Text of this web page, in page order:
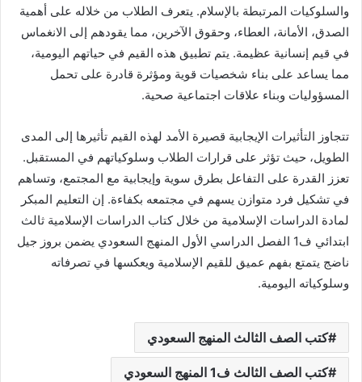
والسلوكيات المرتبطة بالإسلام. يتعرف الطلاب من خلاله على أهمية
الصدق، الأمانة، العطاء، وحقوق الآخرين، مما يقودهم إلى الانغماس
في قيم إنسانية عظيمة. يتم تطبيق هذه القيم في حياتهم اليومية،
مما يساعد على بناء شخصيات قوية ومؤثرة قادرة على تحمل
المسؤوليات وبناء علاقات اجتماعية صحية.
تتجاوز التأثيرات الإيجابية قصيرة الأمد لهذه القيم تأثيرها إلى المدى
الطويل، حيث تؤثر على قرارات الطلاب وسلوكياتهم في المستقبل.
تعزز القدرة على التفاعل بطرق سوية وإيجابية مع المجتمع، وتساهم
في تشكيل فرد متوازن يسهم في مجتمعه بكفاءة. إن التعليم المبكر
لمادة الدراسات الإسلامية من خلال كتاب الدراسات الإسلامية ثالث
ابتدائي ف1 الفصل الدراسي الأول المنهج السعودي يضمن بروز جيل
ناضج يتمتع بفهم عميق للقيم الإسلامية ويعكسها في تصرفاته
وسلوكياته اليومية.
كتب الصف الثالث المنهج السعودي
كتب الصف الثالث ف1 المنهج السعودي